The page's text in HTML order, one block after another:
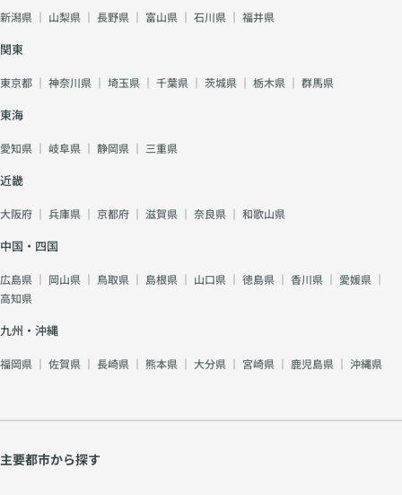
新潟県 ｜ 山梨県 ｜ 長野県 ｜ 富山県 ｜ 石川県 ｜ 福井県
関東
東京都 ｜ 神奈川県 ｜ 埼玉県 ｜ 千葉県 ｜ 茨城県 ｜ 栃木県 ｜ 群馬県
東海
愛知県 ｜ 岐阜県 ｜ 静岡県 ｜ 三重県
近畿
大阪府 ｜ 兵庫県 ｜ 京都府 ｜ 滋賀県 ｜ 奈良県 ｜ 和歌山県
中国・四国
広島県 ｜ 岡山県 ｜ 鳥取県 ｜ 島根県 ｜ 山口県 ｜ 徳島県 ｜ 香川県 ｜ 愛媛県 ｜
高知県
九州・沖縄
福岡県 ｜ 佐賀県 ｜ 長崎県 ｜ 熊本県 ｜ 大分県 ｜ 宮崎県 ｜ 鹿児島県 ｜ 沖縄県
主要都市から探す